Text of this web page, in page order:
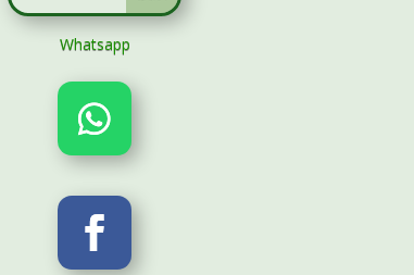
Whatsapp